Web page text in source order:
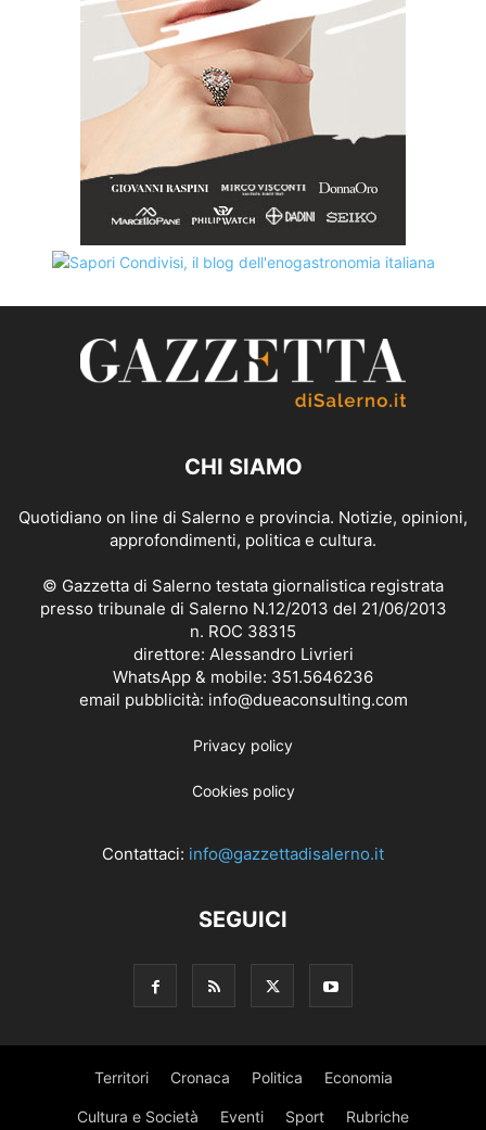
CHI SIAMO
Quotidiano on line di Salerno e provincia. Notizie, opinioni,
approfondimenti, politica e cultura.
© Gazzetta di Salerno testata giornalistica registrata
presso tribunale di Salerno N.12/2013 del 21/06/2013
n. ROC 38315
direttore: Alessandro Livrieri
WhatsApp & mobile: 351.5646236
email pubblicità: info@dueaconsulting.com
Privacy policy
Cookies policy
Contattaci: info@gazzettadisalerno.it
SEGUICI
Territori Cronaca Politica Economia
Cultura e Società Eventi Sport Rubriche